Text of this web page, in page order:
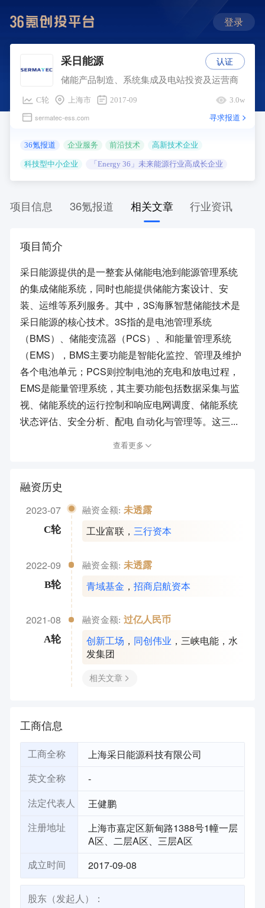
登录
采日能源
储能产品制造、系统集成及电站投资及运营商
C轮 上海市 2017-09 3.0w
sermatec-ess.com 寻求报道
36氪报道 企业服务 前沿技术 高新技术企业
科技型中小企业 「Energy 36」未来能源行业高成长企业
认证
项目信息 36氪报道 相关文章 行业资讯
项目简介
采日能源提供的是一整套从储能电池到能源管理系统
的集成储能系统，同时也能提供储能方案设计、安
装、运维等系列服务。其中，3S海豚智慧储能技术是
采日能源的核心技术。3S指的是电池管理系统
（BMS）、储能变流器（PCS）、和能量管理系统
（EMS），BMS主要功能是智能化监控、管理及维护
各个电池单元；PCS则控制电池的充电和放电过程，
EMS是能量管理系统，其主要功能包括数据采集与监
视、储能系统的运行控制和响应电网调度、储能系统
状态评估、安全分析、配电 自动化与管理等。这三...
查看更多
融资历史
2023-07
C轮
融资金额: 未透露
工业富联 ，三行资本
2022-09
B轮
融资金额: 未透露
青域基金 ，招商启航资本
2021-08
A轮
融资金额: 过亿人民币
创新工场 ， 同创伟业 ，三峡电能 ，水
发集团
相关文章
工商信息
工商全称 上海采日能源科技有限公司
英文全称 -
法定代表人 王健鹏
注册地址
上海市嘉定区新甸路1388号1幢一层
A区、二层A区、三层A区
成立时间 2017-09-08
股东（发起人）：